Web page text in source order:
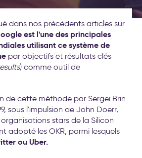
stratégique
de pilotage
management
accompagnement
modes de
travail
: la méthode pour
l'IA au service de
d’entreprise
intelligence
générative
dans nos précédents articles sur
est l'une des principales
utilisant ce système de
par objectifs et résultats clés
) comme outil de
de cette méthode par Sergei Brin
sous l'impulsion de John Doerr,
stars de la Silicon
adopté les OKR, parmi lesquels
ou Uber.